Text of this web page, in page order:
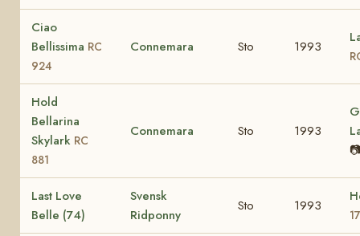
Ciao
Bellissima RC
924
Connemara Sto 1993
Hold
Bellarina
Skylark RC
881
Connemara Sto 1993
Last Love
Belle (74)
Svensk
Ridponny
Sto 1993